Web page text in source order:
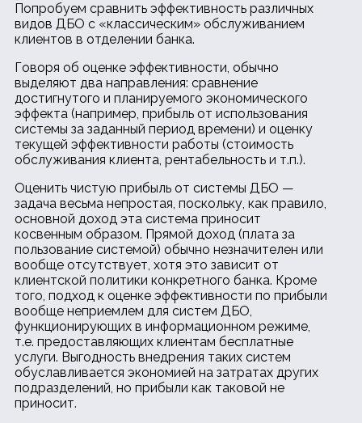
Попробуем сравнить эффективность различных
видов ДБО с «классическим» обслуживанием
клиентов в отделении банка.
Говоря об оценке эффективности, обычно
выделяют два направления: сравнение
достигнутого и планируемого экономического
эффекта (например, прибыль от использования
системы за заданный период времени) и оценку
текущей эффективности работы (стоимость
обслуживания клиента, рентабельность и т.п.).
Оценить чистую прибыль от системы ДБО —
задача весьма непростая, поскольку, как правило,
основной доход эта система приносит
косвенным образом. Прямой доход (плата за
пользование системой) обычно незначителен или
вообще отсутствует, хотя это зависит от
клиентской политики конкретного банка. Кроме
того, подход к оценке эффективности по прибыли
вообще неприемлем для систем ДБО,
функционирующих в информационном режиме,
т.е. предоставляющих клиентам бесплатные
услуги. Выгодность внедрения таких систем
обуславливается экономией на затратах других
подразделений, но прибыли как таковой не
приносит.